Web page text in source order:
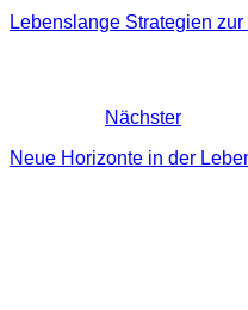
Lebenslange Strategien
Nächster
Neue Horizonte in der